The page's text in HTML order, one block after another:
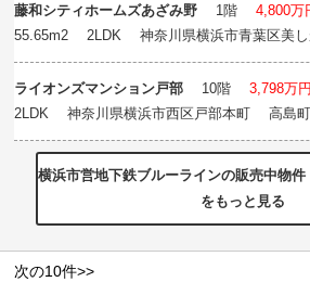
藤和シティホームズあざみ野 1階4,800万
55.65m2
あざみ野駅徒歩6分
ライオンズマンション戸部 10階3,798万円
2LDK 神奈川県横
横浜市営地下鉄ブルーラインの販売中物件
をもっと見る
次の10件>>